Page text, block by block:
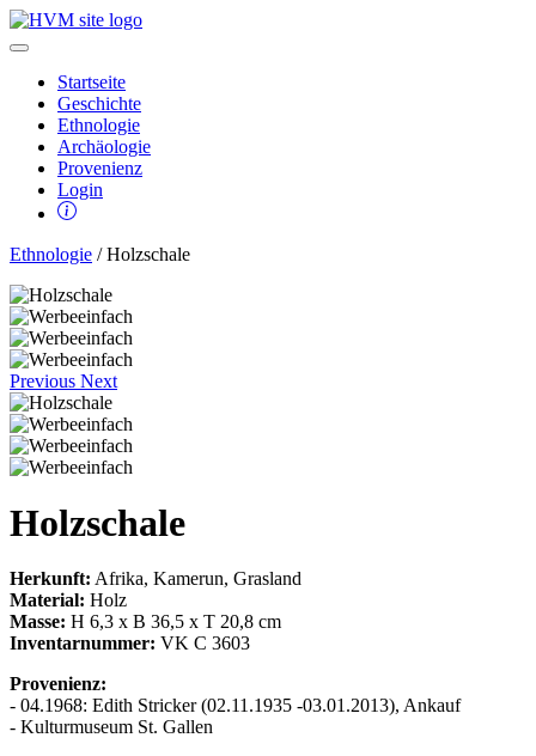
Startseite
Geschichte
Ethnologie
Archäologie
Provenienz
Login
Ethnologie / Holzschale
Previous Next
Holzschale
Herkunft: Afrika, Kamerun, Grasland
Material: Holz
Masse: H 6,3 x B 36,5 x T 20,8 cm
Inventarnummer: VK C 3603
Provenienz:
- 04.1968: Edith Stricker (02.11.1935 -03.01.2013), Ankauf
- Kulturmuseum St. Gallen